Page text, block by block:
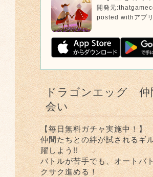
開発元:
posted with アプ
ドラゴンエッグ 仲
会い
【毎日無料ガチャ実施中！】
仲間たちとの絆が試されるギ
躍しよう!!
バトルが苦手でも、オートバ
クサク進める！